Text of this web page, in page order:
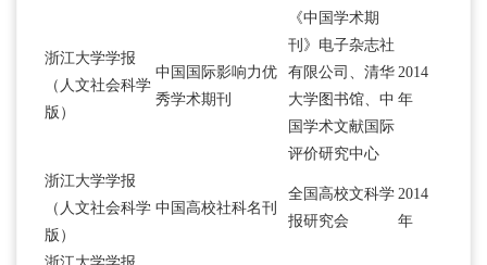
浙江大学学报
（人文社会科学
版）
中国国际影响力优
秀学术期刊
《中国学术期
刊》电子杂志社
有限公司、清华
大学图书馆、中
国学术文献国际
评价研究中心
2014
年
浙江大学学报
（人文社会科学
版）
中国高校社科名刊
全国高校文科学
报研究会
2014
年